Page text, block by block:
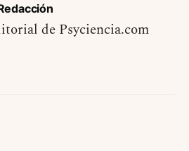
de Psyciencia.com